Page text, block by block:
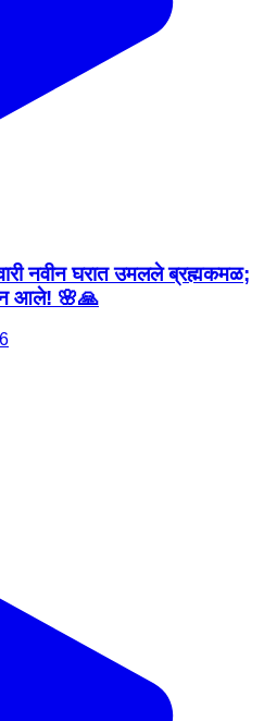
नवीन घरात उमलले ब्रह्मकमळ;
आले! 🌸🙏